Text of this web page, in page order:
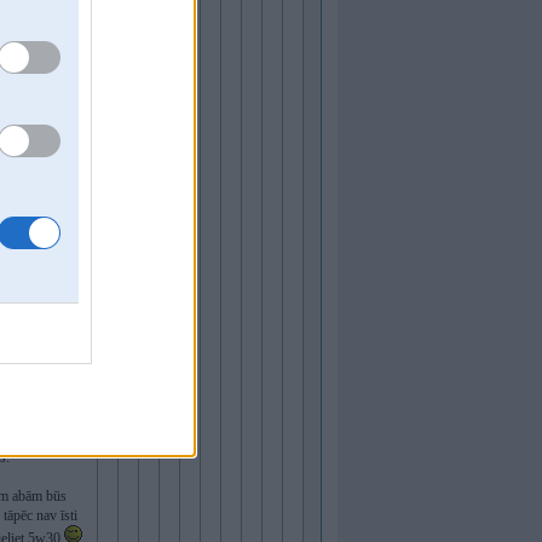
N52B30!
īsti
abām būs
tāpēc nav īsti
5w30